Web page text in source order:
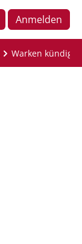
Anmelden
Warken kündigt